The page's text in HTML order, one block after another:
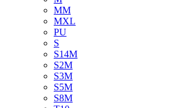
MM
MXL
PU
S
S14M
S2M
S3M
S5M
S8M